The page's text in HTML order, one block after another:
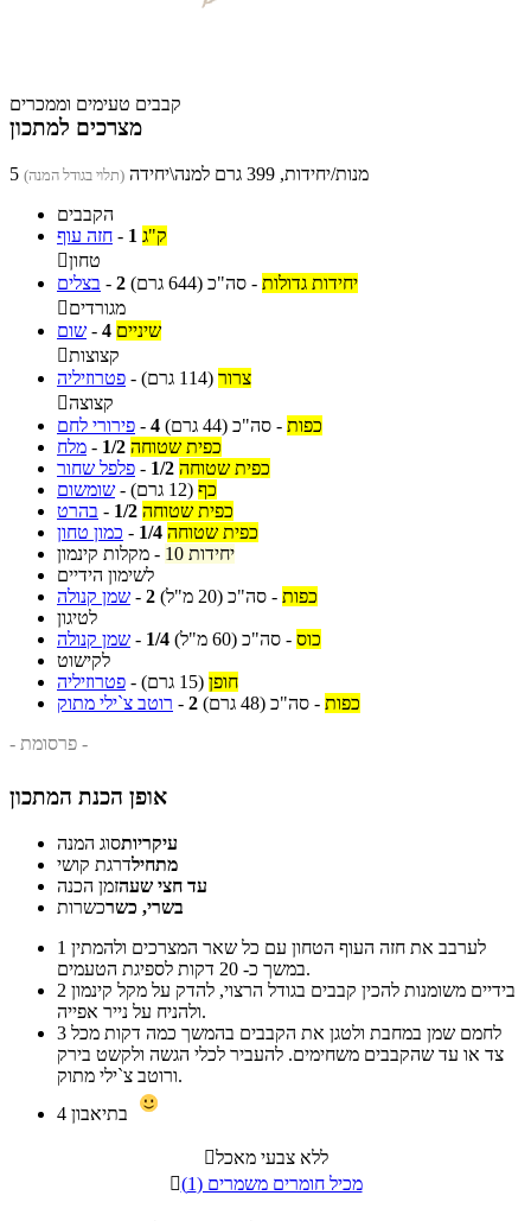
קבבים טעימים וממכרים
מצרכים למתכון
5 מנות/יחידות, 399 גרם למנה\יחידה (תלוי בגודל המנה)
הקבבים
חזה עוף - 1 ק"ג
טחון
בצלים - 2 יחידות גדולות - סה"כ (644 גרם)
מגורדים
שום - 4 שיניים
קצוצות
פטרוזיליה - צרור (114 גרם)
קצוצה
פירורי לחם - 4 כפות - סה"כ (44 גרם)
מלח - 1/2 כפית שטוחה
פלפל שחור - 1/2 כפית שטוחה
שומשום - כף (12 גרם)
בהרט - 1/2 כפית שטוחה
כמון טחון - 1/4 כפית שטוחה
מקלות קינמון -
10 יחידות
לשימון הידיים
שמן קנולה - 2 כפות - סה"כ (20 מ"ל)
לטיגון
שמן קנולה - 1/4 כוס - סה"כ (60 מ"ל)
לקישוט
פטרוזיליה - חופן (15 גרם)
רוטב צ`ילי מתוק - 2 כפות - סה"כ (48 גרם)
- פרסומת -
אופן הכנת המתכון
עיקריותסוג המנה
מתחילדרגת קושי
עד חצי שעהזמן הכנה
בשרי, כשרכשרות
1
במשך כ- 20 דקות לספיגת הטעמים.
2
ולהניח על נייר אפייה.
3
צד או עד שהקבבים משחימים. להעביר לכלי הגשה ולקשט בירק
ורוטב צ`ילי מתוק.
4
ללא צבעי מאכל

מכיל חומרים משמרים (1)